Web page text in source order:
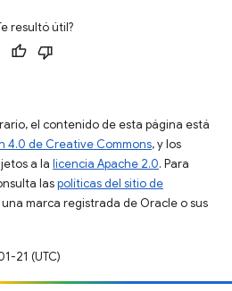
resultó útil?
el contenido de esta página está
4.0 de Creative Commons, y los
a la licencia Apache 2.0. Para
laspolíticas del sitio de
una marca registrada de Oracle o sus
21 (UTC)